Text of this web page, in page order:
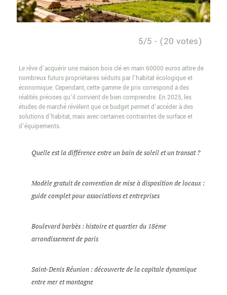
5/5 - (20 votes)
Le rêve d’acquérir une maison bois clé en main 60000 euros attire de
nombreux futurs propriétaires séduits par l’habitat écologique et
économique. Cependant, cette gamme de prix correspond à des
réalités précises qu’il convient de bien comprendre. En 2025, les
études de marché révèlent que ce budget permet d’accéder à des
solutions d’habitat, mais avec certaines contraintes de surface et
d’équipements.
Quelle est la différence entre un bain de soleil et un transat ?
Modèle gratuit de convention de mise à disposition de locaux :
guide complet pour associations et entreprises
Boulevard barbès : histoire et quartier du 18ème
arrondissement de paris
Saint-Denis Réunion : découverte de la capitale dynamique
entre mer et montagne